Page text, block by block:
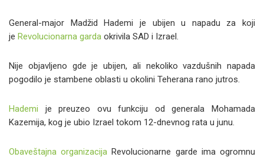
General-major Madžid Hademi je ubijen u napadu za koji
je Revolucionarna garda okrivila SAD i Izrael.
Nije objavljeno gde je ubijen, ali nekoliko vazdušnih napada
pogodilo je stambene oblasti u okolini Teherana rano jutros.
Hademi je preuzeo ovu funkciju od generala Mohamada
Kazemija, kog je ubio Izrael tokom 12-dnevnog rata u junu.
Obaveštajna organizacija Revolucionarne garde ima ogromnu